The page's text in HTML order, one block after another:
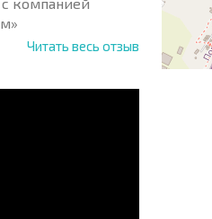
Читать весь отзыв